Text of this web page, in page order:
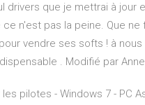
drivers que je mettrai à jour
n'est pas la peine. Que ne
vendre ses softs ! à
. Modifié par
pilotes - Windows 7 - PC